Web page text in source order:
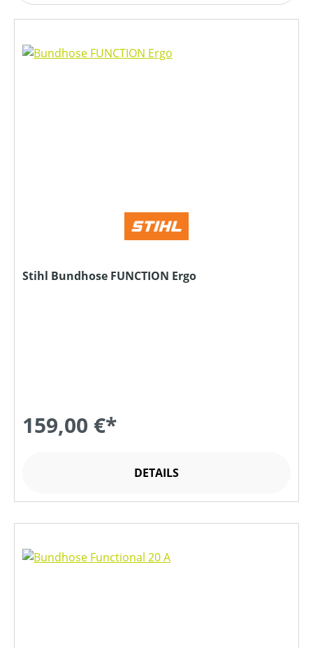
Stihl Bundhose FUNCTION Ergo
159,00 €*
DETAILS